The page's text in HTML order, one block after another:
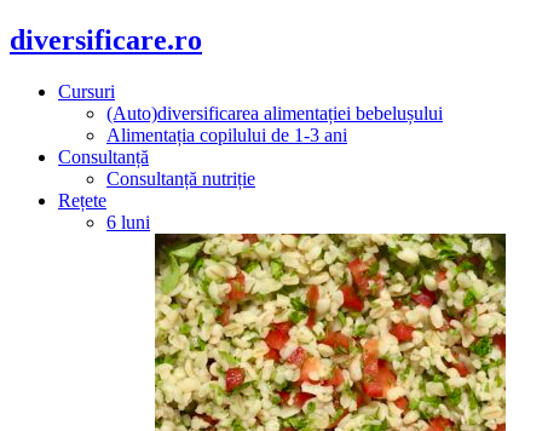
diversificare.ro
Cursuri
(Auto)diversificarea alimentației bebelușului
Alimentația copilului de 1-3 ani
Consultanță
Consultanță nutriție
Rețete
6 luni